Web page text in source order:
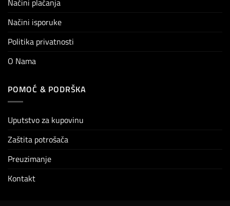
Načini isporuke
Politika privatnosti
O Nama
POMOĆ & PODRŠKA
Uputstvo za kupovinu
Zaštita potrošača
Preuzimanje
Kontakt